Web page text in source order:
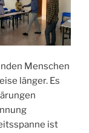
Menschen
länger. Es
ist